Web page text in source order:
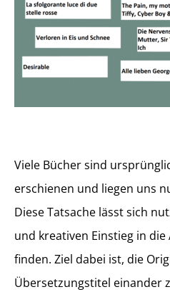
Viele Bücher sind
erschienen und liegen uns
Diese Tatsache lässt sich
und kreativen Einstieg in
finden. Ziel dabei ist, die
Übersetzungstitel einander